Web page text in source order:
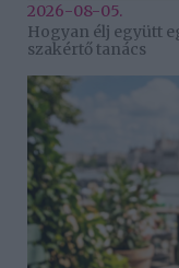
2026-08-05.
Hogyan élj együtt
szakértő tanács